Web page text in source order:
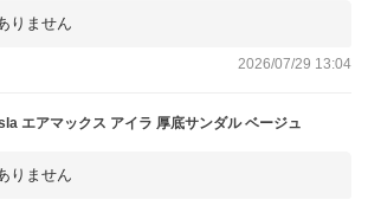
りません
2026/07/29 13:04
エアマックス アイラ 厚底サンダル ベージュ
りません